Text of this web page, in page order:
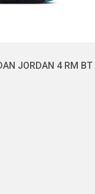
JORDAN 4 RM BT